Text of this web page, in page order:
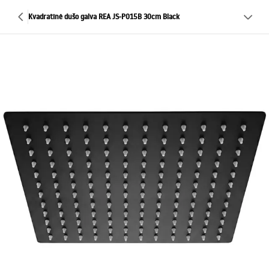
Kvadratinė dušo galva REA JS-P015B 30cm Black